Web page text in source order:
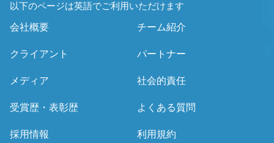
以下のページは英語でご利用いただけます
会社概要 チーム紹介
クライアント パートナー
メディア 社会的責任
受賞歴・表彰歴 よくある質問
採用情報 利用規約